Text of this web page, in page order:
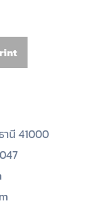
านี 41000